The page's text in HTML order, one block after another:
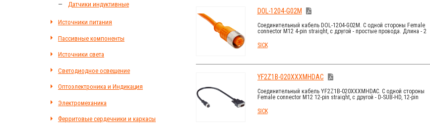
Датчики индуктивные
Источники питания
Пассивные компоненты
Источники света
Светодиодное освещение
Оптоэлектроника и Индикация
Электромеханика
Ферритовые сердечники и каркасы
DOL-1204-G02M
Соединительный кабель DOL-1204-G02M. С одной стороны Female
connector M12 4-pin straight, с другой - простые провода. Длина - 2
SICK
YF2Z1B-020XXXMHDAC
Соединительный кабель YF2Z1B-020XXXMHDAC. С одной стороны
Female connector M12 12-pin straight, с другой - D-SUB-HD, 12-pin
SICK